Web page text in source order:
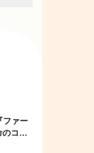
ファー
のコン